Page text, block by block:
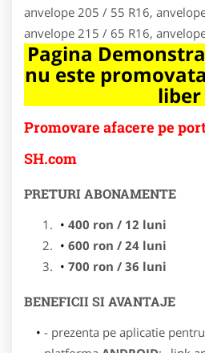
anvelope 205 / 55 R16,
anvelope 215 / 65 R16,
Pagina
nu este
liber
Promovare afacere pe
SH.com
PRETURI ABONAMENTE
400 ron / 12 luni
600 ron / 24 luni
700 ron / 36 luni
BENEFICII SI AVANTAJE
- prezenta pe aplicatie